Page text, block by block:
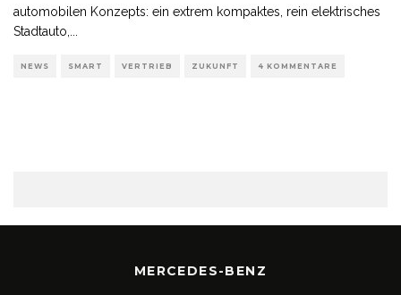
automobilen Konzepts: ein extrem kompaktes, rein elektrisches
Stadtauto,
NEWS SMART VERTRIEB ZUKUNFT 4 KOMMENTARE
MERCEDES-BENZ